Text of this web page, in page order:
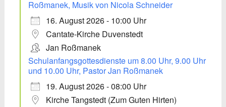
Roßmanek, Musik von Nicola Schneider
16. August 2026 - 10:00 Uhr
Cantate-Kirche Duvenstedt
Jan Roßmanek
Schulanfangsgottesdienste um 8.00 Uhr, 9.00 Uhr
und 10.00 Uhr, Pastor Jan Roßmanek
19. August 2026 - 08:00 Uhr
Kirche Tangstedt (Zum Guten Hirten)